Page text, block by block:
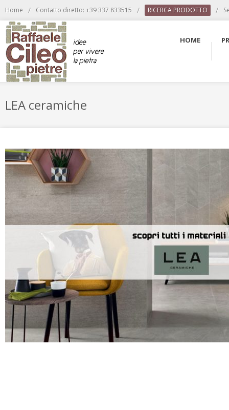
Home / Contatto diretto: +39 337 833515 / RICERCA PRODOTTO /
HOME
LEA ceramiche